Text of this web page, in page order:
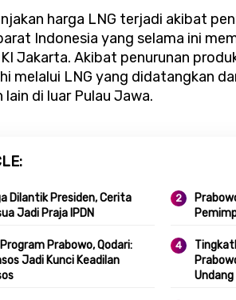
harga LNG terjadi akibat
Indonesia yang selama ini
Jakarta. Akibat penurunan
melalui LNG yang didatangkan
di luar Pulau Jawa.
Dilantik Presiden, Cerita
Jadi Praja IPDN
Prabowo, Qodari:
Jadi Kunci Keadilan